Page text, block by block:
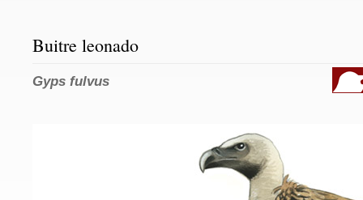
Buitre leonado
Gyps fulvus